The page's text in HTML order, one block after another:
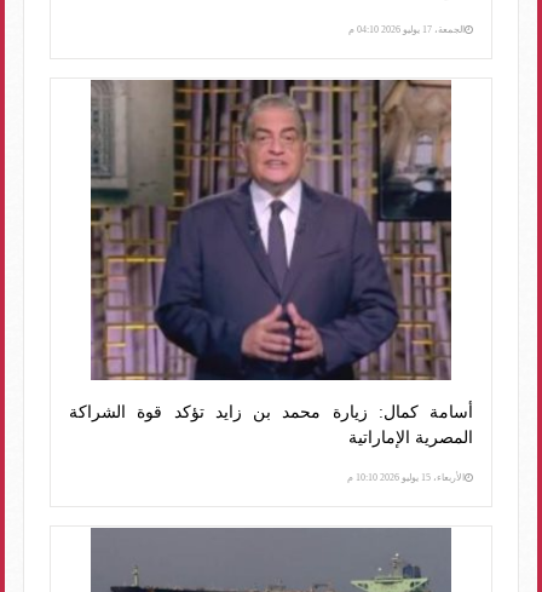
الجمعة، 17 يوليو 2026 04:10 م
أسامة كمال: زيارة محمد بن زايد تؤكد قوة الشراكة
المصرية الإماراتية
الأربعاء، 15 يوليو 2026 10:10 م